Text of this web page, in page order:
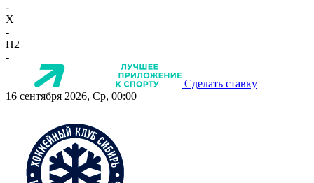
-
X
-
П2
-
Сделать ставку
16 сентября 2026, Ср, 00:00